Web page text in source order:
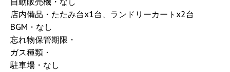
店内備品・たたみ台x1台、ランドリーカートx2台
BGM・なし
忘れ物保管期限・
ガス種類・
駐車場・なし